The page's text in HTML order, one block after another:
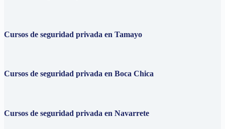
Cursos de seguridad privada en Tamayo
Cursos de seguridad privada en Boca Chica
Cursos de seguridad privada en Navarrete